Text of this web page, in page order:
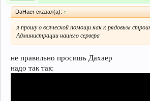
DaHaer сказал(а): ↑
я прошу о всяческой помощи как к рядовым
Администрации нашего сервера
не правильно просишь Дахаер
надо так так: